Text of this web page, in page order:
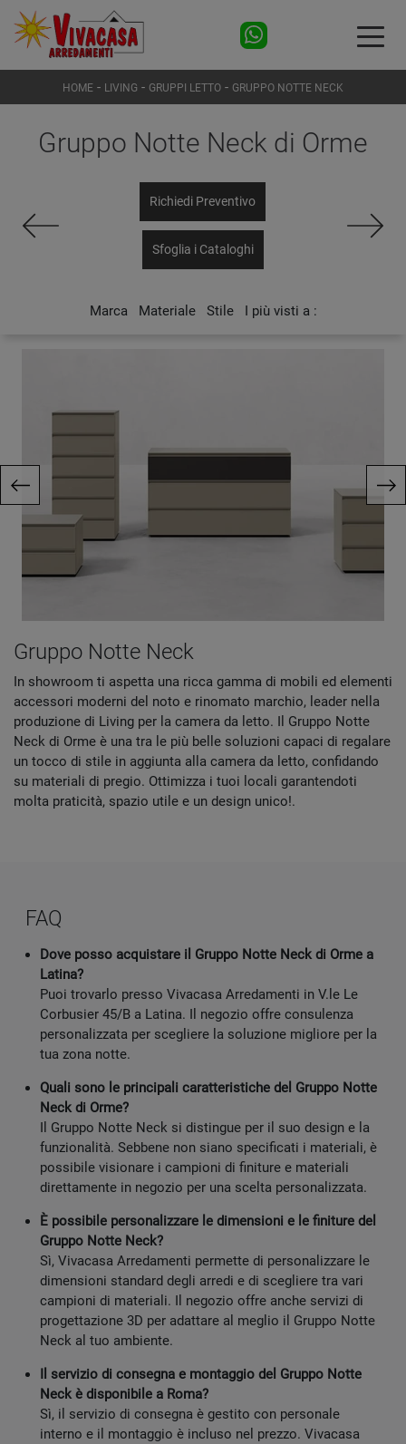
HOME - LIVING - GRUPPI LETTO - GRUPPO NOTTE NECK
Gruppo Notte Neck di Orme
Richiedi Preventivo
Sfoglia i Cataloghi
Marca Materiale Stile I più visti a :
Gruppo Notte Neck
In showroom ti aspetta una ricca gamma di mobili ed elementi
accessori moderni del noto e rinomato marchio, leader nella
produzione di Living per la camera da letto. Il Gruppo Notte
Neck di Orme è una tra le più belle soluzioni capaci di regalare
un tocco di stile in aggiunta alla camera da letto, confidando
su materiali di pregio. Ottimizza i tuoi locali garantendoti
molta praticità, spazio utile e un design unico!.
FAQ
Dove posso acquistare il Gruppo Notte Neck di Orme a
Latina?
Puoi trovarlo presso Vivacasa Arredamenti in V.le Le
Corbusier 45/B a Latina. Il negozio offre consulenza
personalizzata per scegliere la soluzione migliore per la
tua zona notte.
Quali sono le principali caratteristiche del Gruppo Notte
Neck di Orme?
Il Gruppo Notte Neck si distingue per il suo design e la
funzionalità. Sebbene non siano specificati i materiali, è
possibile visionare i campioni di finiture e materiali
direttamente in negozio per una scelta personalizzata.
È possibile personalizzare le dimensioni e le finiture del
Gruppo Notte Neck?
Sì, Vivacasa Arredamenti permette di personalizzare le
dimensioni standard degli arredi e di scegliere tra vari
campioni di materiali. Il negozio offre anche servizi di
progettazione 3D per adattare al meglio il Gruppo Notte
Neck al tuo ambiente.
Il servizio di consegna e montaggio del Gruppo Notte
Neck è disponibile a Roma?
Sì, il servizio di consegna è gestito con personale
interno e il montaggio è incluso nel prezzo. Vivacasa